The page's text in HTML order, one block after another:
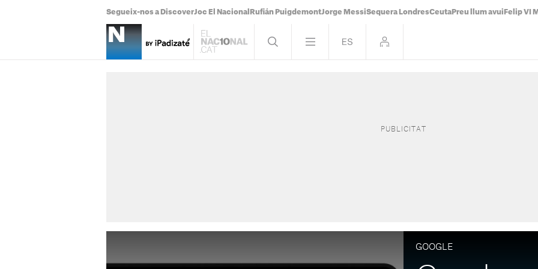
Segueix-nos a DiscoverJoc El Nacional Rufián PuigdemontJorge MessiSequera LondresCeuta Preu llum avui Felip VI
GOOGLE